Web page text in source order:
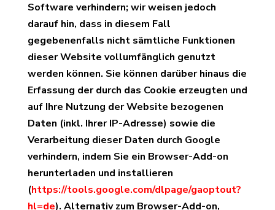
Software verhindern; wir weisen jedoch
darauf hin, dass in diesem Fall
gegebenenfalls nicht sämtliche Funktionen
dieser Website vollumfänglich genutzt
werden können. Sie können darüber hinaus die
Erfassung der durch das Cookie erzeugten und
auf Ihre Nutzung der Website bezogenen
Daten (inkl. Ihrer IP-Adresse) sowie die
Verarbeitung dieser Daten durch Google
verhindern, indem Sie ein Browser-Add-on
herunterladen und installieren
(https://tools.google.com/dlpage/gaoptout?
hl=de). Alternativ zum Browser-Add-on,